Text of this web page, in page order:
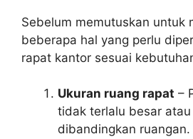
Sebelum memutuskan untuk
beberapa hal yang perlu
rapat kantor sesuai
Ukuran ruang rapat –
tidak terlalu besar
dibandingkan ruangan.